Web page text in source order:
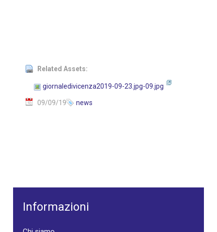
Related Assets:
giornaledivicenza2019-09-23.jpg-09.jpg
09/09/19 news
Informazioni